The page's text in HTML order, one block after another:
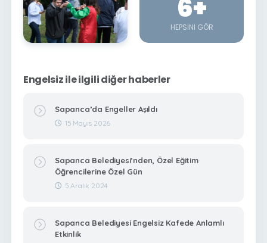
6+
HEPSINI GÖR
Engelsiz ile ilgili diğer haberler
Sapanca’da Engeller Aşıldı
15 Mayıs 2026
Sapanca Belediyesi’nden, Özel Eğitim
Öğrencilerine Özel Gün
5 Aralık 2024
Sapanca Belediyesi Engelsiz Kafede Anlamlı
Etkinlik